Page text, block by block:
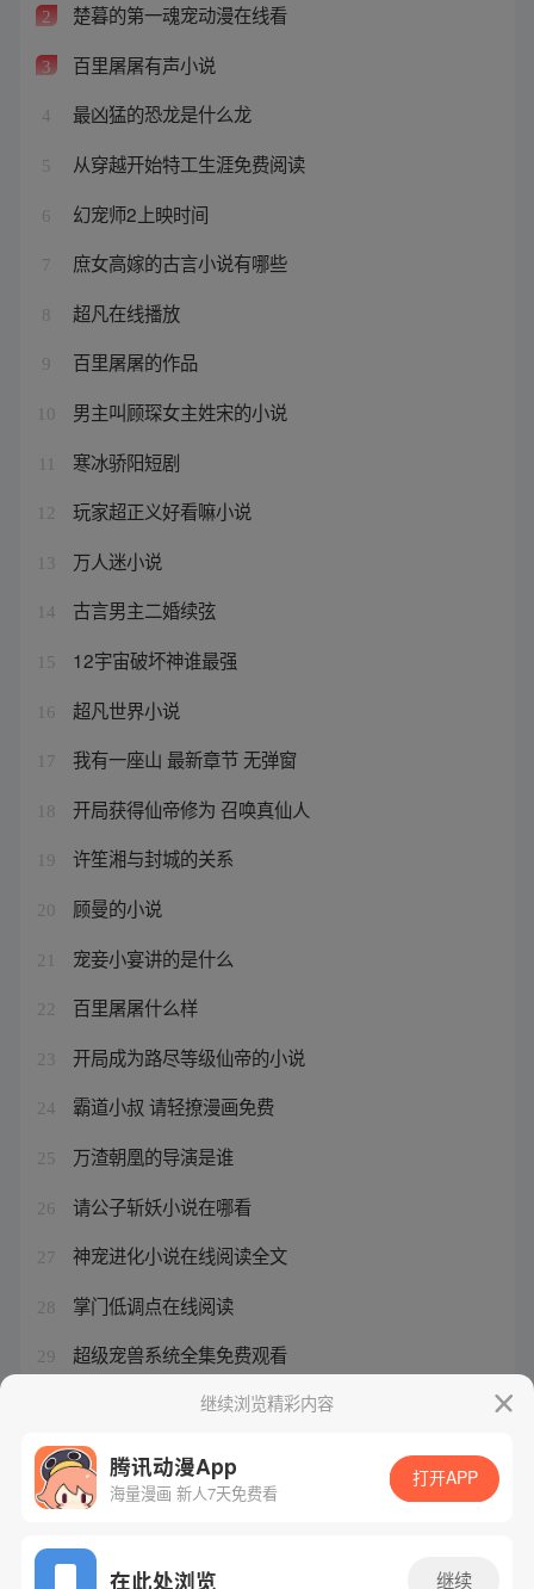
2 楚暮的第一魂宠动漫在线看
3 百里屠屠有声小说
4 最凶猛的恐龙是什么龙
5 从穿越开始特工生涯免费阅读
6 幻宠师2上映时间
7 庶女高嫁的古言小说有哪些
8 超凡在线播放
9 百里屠屠的作品
10 男主叫顾琛女主姓宋的小说
寒冰骄阳短剧
12 玩家超正义好看嘛小说
13 万人迷小说
14 古言男主二婚续弦
15 12宇宙破坏神谁最强
16 超凡世界小说
17 我有一座山 最新章节 无弹窗
18 开局获得仙帝修为 召唤真仙人
19 许笙湘与封城的关系
20 顾曼的小说
21 宠妾小宴讲的是什么
22 百里屠屠什么样
23 开局成为路尽等级仙帝的小说
24 霸道小叔 请轻撩漫画免费
25 万渣朝凰的导演是谁
26 请公子斩妖小说在哪看
27 神宠进化小说在线阅读全文
28 掌门低调点在线阅读
29 超级宠兽系统全集免费观看
陆北辰和顾初最后在一起了吗
继续浏览精彩内容
腾讯动漫App
海量漫画 新人7天免费看
打开APP
在此处浏览 继续
网站备案/许可证号：粤B2-20090059-5